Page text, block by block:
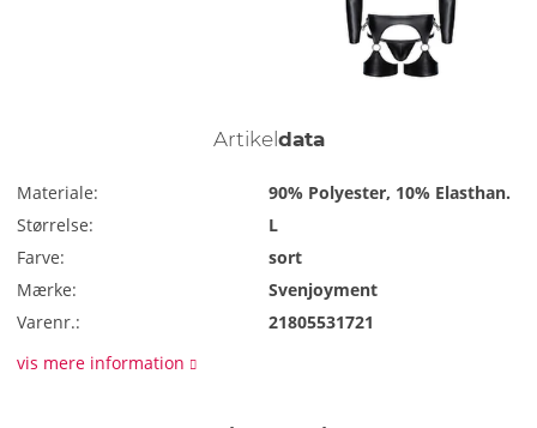
Artikeldata
Materiale:
90% Polyester, 10% Elasthan.
Størrelse:
L
Farve:
sort
Mærke:
Svenjoyment
Varenr.:
21805531721
vis mere information